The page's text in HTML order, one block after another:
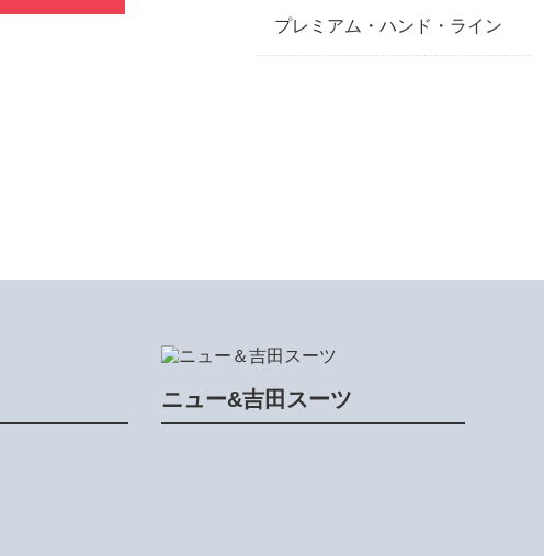
プレミアム・ハンド・ライン
ニュー&吉田スーツ